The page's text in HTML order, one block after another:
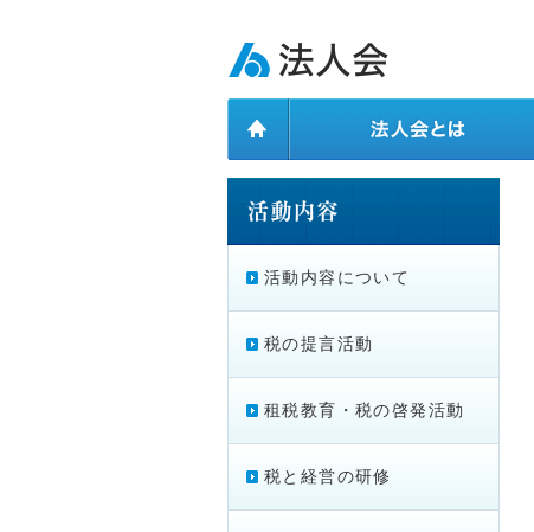
活動内容について
税の提言活動
租税教育・税の啓発活動
税と経営の研修